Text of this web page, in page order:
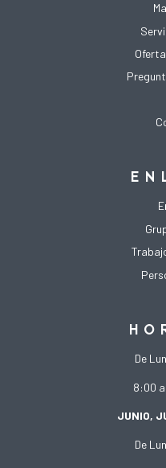
De
8:00
JUNIO,
De